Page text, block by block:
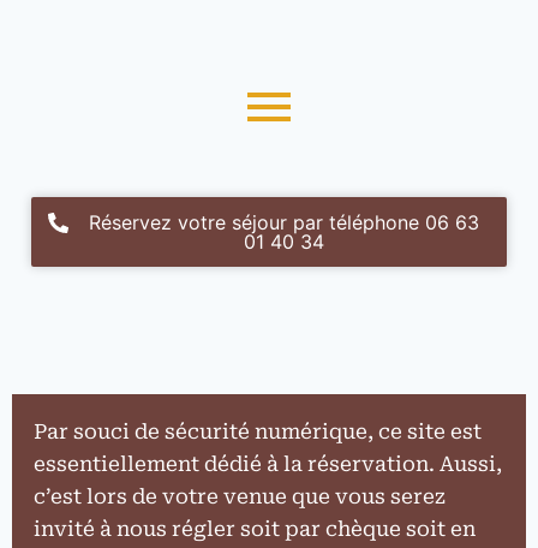
Réservez votre séjour par téléphone 06 63
01 40 34
Par souci de sécurité numérique, ce site est
essentiellement dédié à la réservation. Aussi,
c’est lors de votre venue que vous serez
invité à nous régler soit par chèque soit en